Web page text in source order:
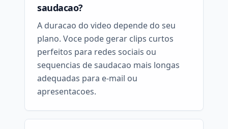
saudacao?
A duracao do video depende do seu
plano. Voce pode gerar clips curtos
perfeitos para redes sociais ou
sequencias de saudacao mais longas
adequadas para e-mail ou
apresentacoes.